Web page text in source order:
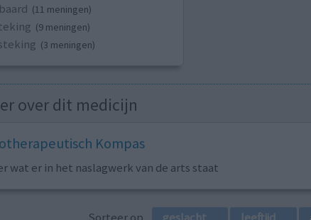
(11 meningen)
(9 meningen)
(3 meningen)
over dit medicijn
Kompas
wat er in het naslagwerk van de arts staat